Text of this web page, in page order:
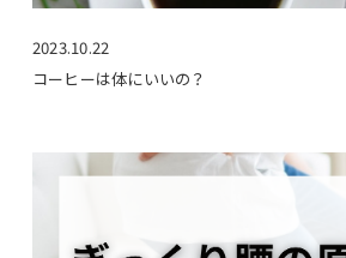
2023.10.22
コーヒーは体にいいの？